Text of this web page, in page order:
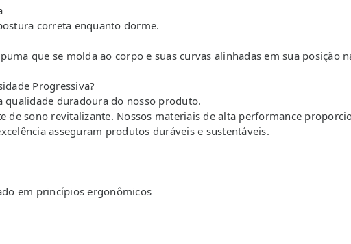
correta enquanto dorme.
que se molda ao corpo e suas curvas alinhadas em sua posição
Progressiva?
duradoura do nosso produto.
de sono revitalizante. Nossos materiais de alta performance
asseguram produtos duráveis e sustentáveis.
em princípios ergonômicos